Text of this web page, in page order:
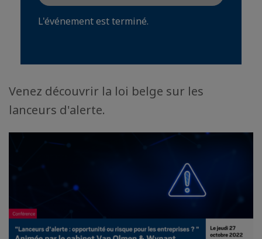
L'événement est terminé.
Venez découvrir la loi belge sur les
lanceurs d'alerte.